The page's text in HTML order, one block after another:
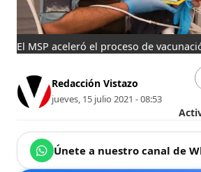
El MSP aceleró el proceso de
Redacción Vistazo
jueves, 15 julio 2021 - 08:53
Únete a nuestro canal de